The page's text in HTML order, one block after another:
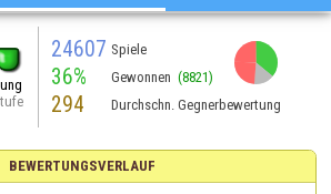
24607 Spiele
36% Gewonnen (8821)
294 Durchschn. Gegnerbewertung
BEWERTUNGSVERLAUF